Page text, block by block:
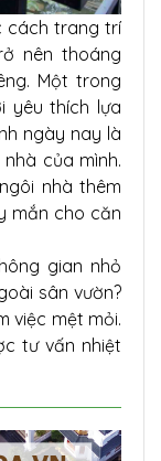
cách trang trí
nên thoáng
Một trong
yêu thích lựa
ngày nay là
của mình.
nhà thêm
mắn cho căn
gian nhỏ
sân vườn?
việc mệt mỏi.
tư vấn nhiệt